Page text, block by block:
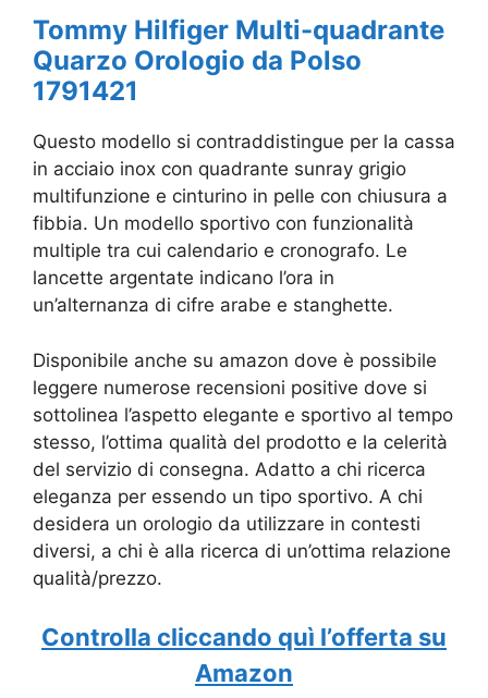
Tommy Hilfiger Multi-quadrante
Quarzo Orologio da Polso
1791421
Questo modello si contraddistingue per la cassa
in acciaio inox con quadrante sunray grigio
multifunzione e cinturino in pelle con chiusura a
fibbia. Un modello sportivo con funzionalità
multiple tra cui calendario e cronografo. Le
lancette argentate indicano l’ora in
un’alternanza di cifre arabe e stanghette.
Disponibile anche su amazon dove è possibile
leggere numerose recensioni positive dove si
sottolinea l’aspetto elegante e sportivo al tempo
stesso, l’ottima qualità del prodotto e la celerità
del servizio di consegna. Adatto a chi ricerca
eleganza per essendo un tipo sportivo. A chi
desidera un orologio da utilizzare in contesti
diversi, a chi è alla ricerca di un’ottima relazione
qualità/prezzo.
Controlla cliccando quì l’offerta su
Amazon